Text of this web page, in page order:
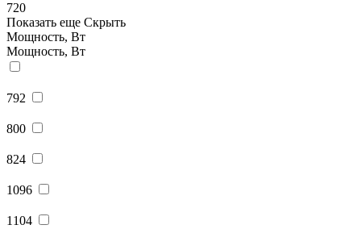
720
Показать еще Скрыть
Мощность, Вт
Мощность, Вт
792
800
824
1096
1104